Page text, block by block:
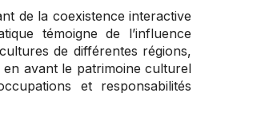
de la coexistence interactive
témoigne de l’influence
de différentes régions,
en avant le patrimoine culturel
et responsabilités